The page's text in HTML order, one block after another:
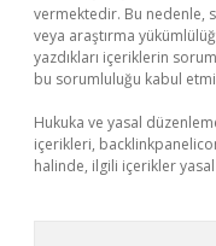
vermektedir. Bu nedenle,
veya araştırma
yazdıkları içeriklerin
bu sorumluluğu kabul
Hukuka ve yasal
içerikleri,
halinde, ilgili içerikler